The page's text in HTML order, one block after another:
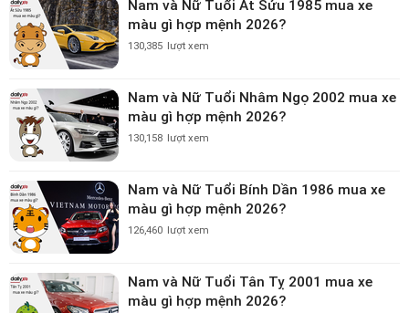
Nam và Nữ Tuổi Ất Sửu 1985 mua xe
màu gì hợp mệnh 2026?
130,385 lượt xem
Nam và Nữ Tuổi Nhâm Ngọ 2002 mua xe
màu gì hợp mệnh 2026?
130,158 lượt xem
Nam và Nữ Tuổi Bính Dần 1986 mua xe
màu gì hợp mệnh 2026?
126,460 lượt xem
Nam và Nữ Tuổi Tân Tỵ 2001 mua xe
màu gì hợp mệnh 2026?